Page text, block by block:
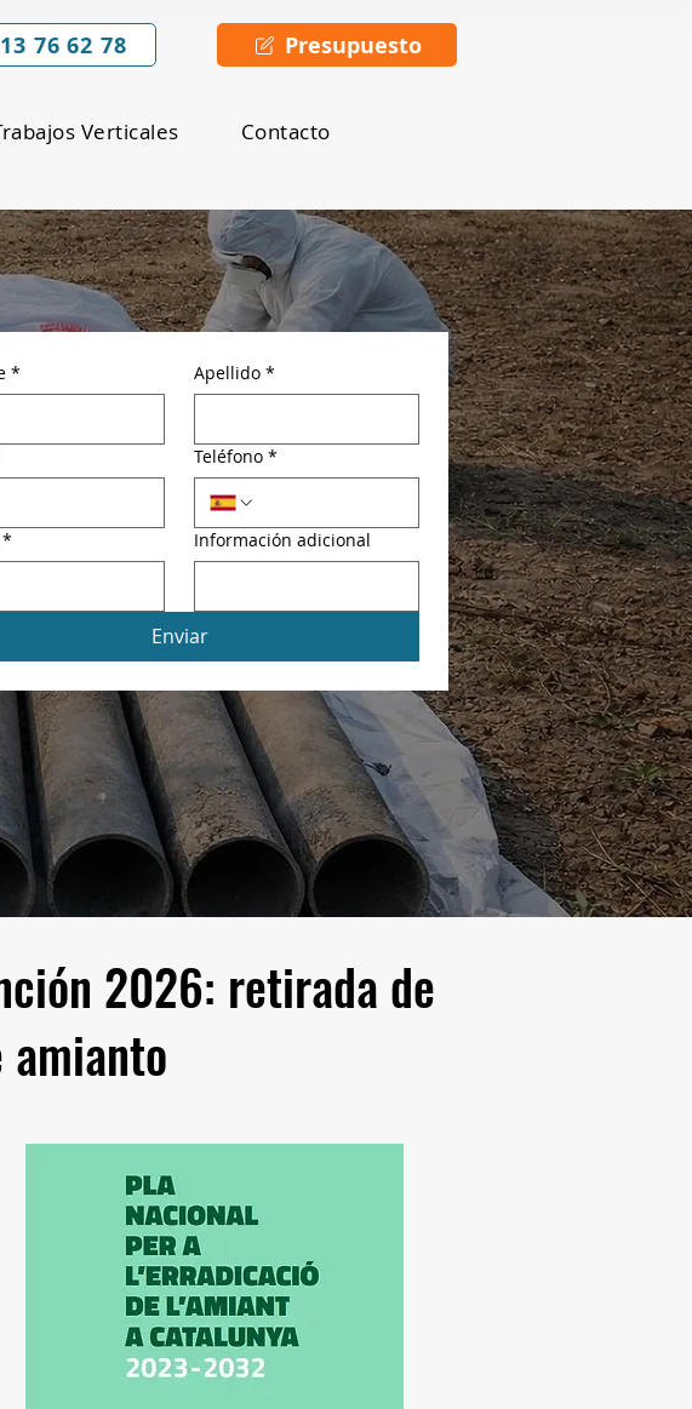
76 62 78 Presupuesto
Verticales Contacto
* Apellido *
Teléfono *
* Información adicional
Enviar
2026: retirada de